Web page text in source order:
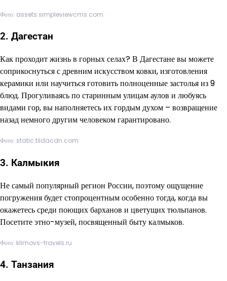
Фото: assets.simpleviewcms.com
2. Дагестан
Как проходит жизнь в горных селах? В Дагестане вы можете
соприкоснуться с древним искусством ковки, изготовления
керамики или научиться готовить полноценные застолья из 9
блюд. Прогуливаясь по старинным улицам аулов и любуясь
видами гор, вы наполняетесь их гордым духом – возвращение
назад немного другим человеком гарантировано.
Фото: static.tildacdn.com
3. Калмыкия
Не самый популярный регион России, поэтому ощущение
погружения будет стопроцентным особенно тогда, когда вы
окажетесь среди поющих барханов и цветущих тюльпанов.
Посетите этно-музей, посвященный быту калмыков.
Фото: klimovs-travels.ru
4. Танзания